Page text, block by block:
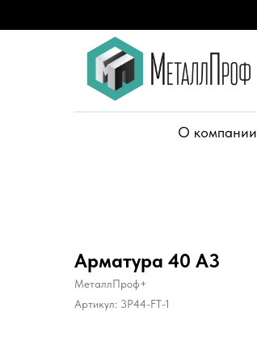
О компании
Арматура 40 А3
МеталлПроф+
Артикул: 3P44-FT-1